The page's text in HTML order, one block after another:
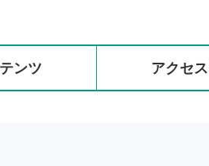
ンツ アクセス